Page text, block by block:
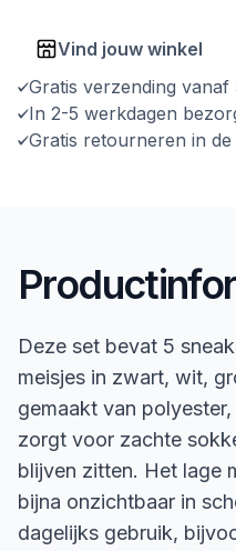
Vind jouw winkel
Gratis verzending vanaf
In 2-5 werkdagen
Gratis retourneren in de
Deze set bevat 5
meisjes in zwart, wit,
gemaakt van
zorgt voor zachte
blijven zitten. Het lage
bijna onzichtbaar in
dagelijks gebruik,